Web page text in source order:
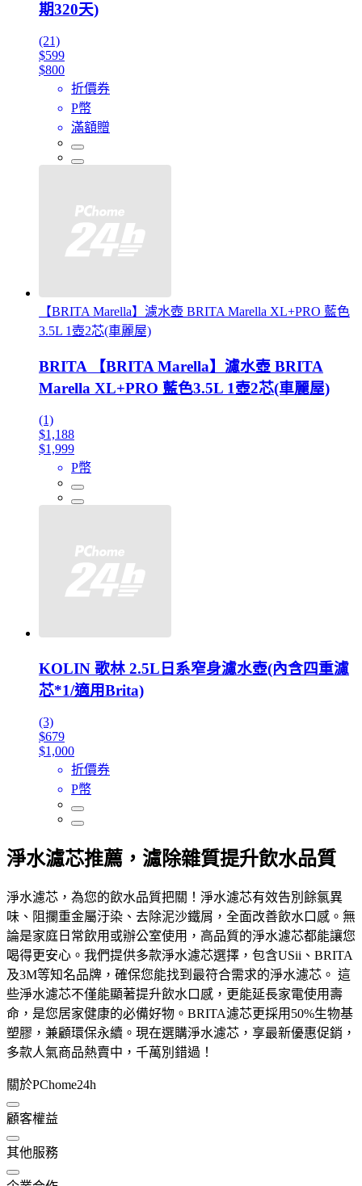
期320天)
(21)
$599
$800
折價券
P幣
滿額贈
【BRITA Marella】濾水壺 BRITA Marella XL+PRO 藍色
3.5L 1壺2芯(車麗屋)
BRITA 【BRITA Marella】濾水壺 BRITA
Marella XL+PRO 藍色3.5L 1壺2芯(車麗屋)
(1)
$1,188
$1,999
P幣
KOLIN 歌林 2.5L日系窄身濾水壺(內含四重濾
芯*1/適用Brita)
(3)
$679
$1,000
折價券
P幣
淨水濾芯推薦，濾除雜質提升飲水品質
淨水濾芯，為您的飲水品質把關！淨水濾芯有效告別餘氯異
味、阻攔重金屬汙染、去除泥沙鐵屑，全面改善飲水口感。無
論是家庭日常飲用或辦公室使用，高品質的淨水濾芯都能讓您
喝得更安心。我們提供多款淨水濾芯選擇，包含USii、BRITA
及3M等知名品牌，確保您能找到最符合需求的淨水濾芯。 這
些淨水濾芯不僅能顯著提升飲水口感，更能延長家電使用壽
命，是您居家健康的必備好物。BRITA濾芯更採用50%生物基
塑膠，兼顧環保永續。現在選購淨水濾芯，享最新優惠促銷，
多款人氣商品熱賣中，千萬別錯過！
關於PChome24h
顧客權益
其他服務